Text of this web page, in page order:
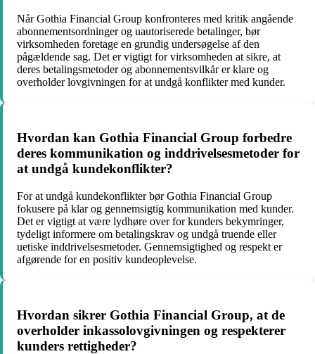
Når Gothia Financial Group konfronteres med kritik angående
abonnementsordninger og uautoriserede betalinger, bør
virksomheden foretage en grundig undersøgelse af den
pågældende sag. Det er vigtigt for virksomheden at sikre, at
deres betalingsmetoder og abonnementsvilkår er klare og
overholder lovgivningen for at undgå konflikter med kunder.
Hvordan kan Gothia Financial Group forbedre
deres kommunikation og inddrivelsesmetoder for
at undgå kundekonflikter?
For at undgå kundekonflikter bør Gothia Financial Group
fokusere på klar og gennemsigtig kommunikation med kunder.
Det er vigtigt at være lydhøre over for kunders bekymringer,
tydeligt informere om betalingskrav og undgå truende eller
uetiske inddrivelsesmetoder. Gennemsigtighed og respekt er
afgørende for en positiv kundeoplevelse.
Hvordan sikrer Gothia Financial Group, at de
overholder inkassolovgivningen og respekterer
kunders rettigheder?